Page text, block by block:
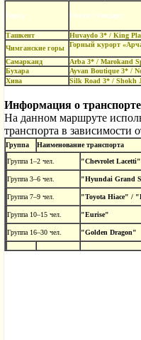
Город Отели Стандарт
Ташкент Huvaydo 3* / King
Чимганские горы
Горный курорт
Самарканд Arba 3* / Marokand
Бухара
Ayvan Boutique 3* /
Хива
Silk Road 3* / Shokh
Информация о транспорте
На данном маршруте
транспорта в зависимости
Группа Наименование транспорта
Группа 1–2 чел. "Chevrolet Lacetti"
Группа 3–6 чел. "Hyundai Grand
Группа 7–9 чел. "Toyota Hiace" /
Группа 10–15 чел. "Eurise"
Группа 16–30 чел. "Golden Dragon"